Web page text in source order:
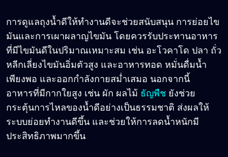
การดูแลถุงน้ำดีให้ทำงานดีจะช่วยสนับสนุน การย่อยไข
มันและการเผาผลาญไขมัน โดยควรรับประทานอาหาร
ที่มีไขมันดีในปริมาณเหมาะสม เช่น อะโวคาโด ปลา ถั่ว
หลีกเลี่ยงไขมันอิ่มตัวสูง และอาหารทอด หมั่นดื่มน้ำ
เพียงพอ และออกกำลังกายสม่ำเสมอ นอกจากนี้
อาหารที่มีกากใยสูง เช่น ผัก ผลไม้ ธัญพืช ยังช่วย
กระตุ้นการไหลของน้ำดีอย่างเป็นธรรมชาติ ส่งผลให้
ระบบย่อยทำงานดีขึ้น และช่วยให้การลดน้ำหนักมี
ประสิทธิภาพมากขึ้น